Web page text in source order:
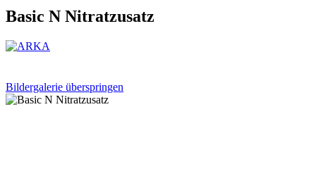
Basic N Nitratzusatz
Bildergalerie überspringen